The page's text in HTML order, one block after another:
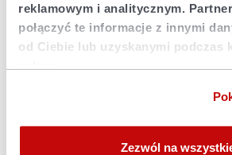
reklamowym i analitycznym.
połączyć te informacje z innymi
od Ciebie lub uzyskanymi podczas
Zezwól na
Application error: a client-side exception has